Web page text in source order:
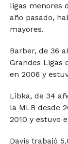
ligas menores
año pasado,
mayores.
Barber, de 36
Grandes Ligas
en 2006 y
Libka, de 34
la MLB desde
2010 y estuvo
Davis trabajó